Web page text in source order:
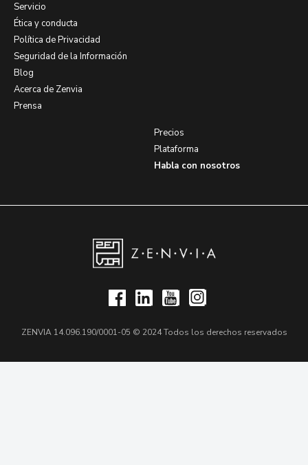
Servicio
Ética y conducta
Política de Privacidad
Seguridad de la Información
Blog
Acerca de Zenvia
Prensa
Precios
Plataforma
Habla con nosotros
ZENVIA 14.096.190/0001-05 © 2024 Todos los derechos reservados